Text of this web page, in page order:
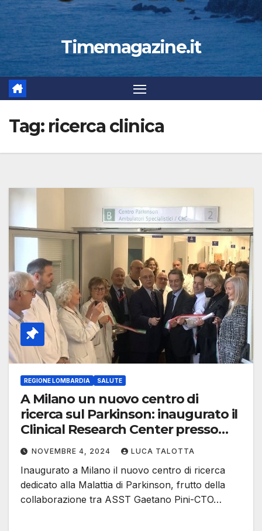
Timemagazine.it
Tag: ricerca clinica
REGIONE LOMBARDIA SALUTE
A Milano un nuovo centro di
ricerca sul Parkinson: inaugurato il
Clinical Research Center presso
l’ASST Pini-CTO
NOVEMBRE 4, 2024 LUCA TALOTTA
Inaugurato a Milano il nuovo centro di ricerca
dedicato alla Malattia di Parkinson, frutto della
collaborazione tra ASST Gaetano Pini-CTO…